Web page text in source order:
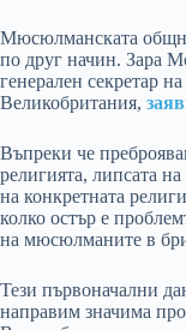
Мюсюлманската
по друг начин. Зара
генерален секретар
Великобритания,
Въпреки че
религията, липсата
на конкретната
колко остър е
на мюсюлманите в
Тези първоначални
направим значима